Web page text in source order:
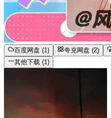
百度网盘 (1) 夸克网盘 (2)
其他下载 (1)